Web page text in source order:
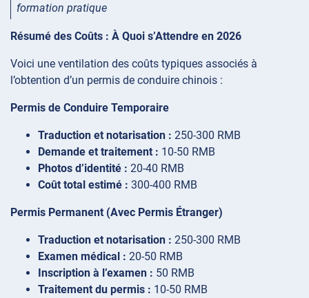
formation pratique
Résumé des Coûts : À Quoi s’Attendre en 2026
Voici une ventilation des coûts typiques associés à
l’obtention d’un permis de conduire chinois :
Permis de Conduire Temporaire
Traduction et notarisation : 250-300 RMB
Demande et traitement : 10-50 RMB
Photos d’identité : 20-40 RMB
Coût total estimé : 300-400 RMB
Permis Permanent (Avec Permis Étranger)
Traduction et notarisation : 250-300 RMB
Examen médical : 20-50 RMB
Inscription à l’examen : 50 RMB
Traitement du permis : 10-50 RMB